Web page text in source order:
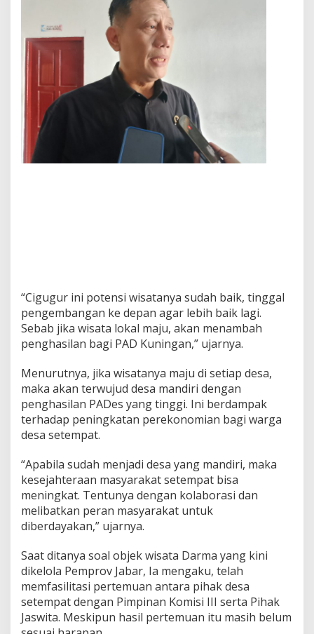
“Cigugur ini potensi wisatanya sudah baik, tinggal
pengembangan ke depan agar lebih baik lagi.
Sebab jika wisata lokal maju, akan menambah
penghasilan bagi PAD Kuningan,” ujarnya.
Menurutnya, jika wisatanya maju di setiap desa,
maka akan terwujud desa mandiri dengan
penghasilan PADes yang tinggi. Ini berdampak
terhadap peningkatan perekonomian bagi warga
desa setempat.
“Apabila sudah menjadi desa yang mandiri, maka
kesejahteraan masyarakat setempat bisa
meningkat. Tentunya dengan kolaborasi dan
melibatkan peran masyarakat untuk
diberdayakan,” ujarnya.
Saat ditanya soal objek wisata Darma yang kini
dikelola Pemprov Jabar, Ia mengaku, telah
memfasilitasi pertemuan antara pihak desa
setempat dengan Pimpinan Komisi III serta Pihak
Jaswita. Meskipun hasil pertemuan itu masih belum